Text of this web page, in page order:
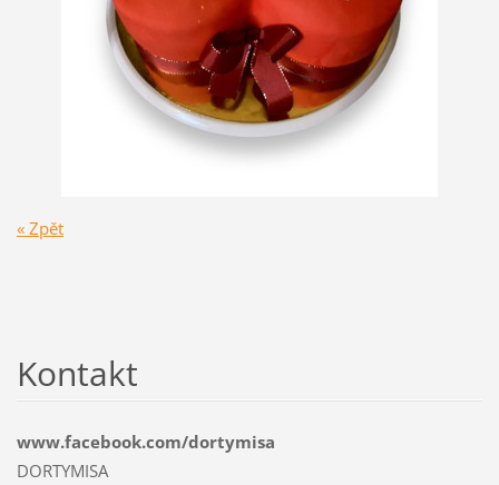
« Zpět
Kontakt
www.facebook.com/dortymisa
DORTYMISA